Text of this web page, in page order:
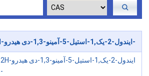
422518-10-3 2H-ایندول-2-یک,1-استیل-5-آمینو-1,3-دی هیدرو-
2H-ایندول-2-یک,1-استیل-5-آمینو-1,3-دی هیدرو
-